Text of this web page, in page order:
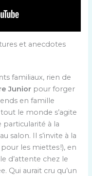
et anecdotes
familiaux, rien de
Junior pour forger
en famille
le monde s’agite
particularité à la
salon. Il s’invite à la
les miettes !), en
d’attente chez le
Qui aurait cru qu’un